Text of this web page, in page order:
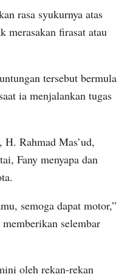
rasa syukurnya atas
merasakan firasat atau
tersebut bermula
ia menjalankan tugas
Rahmad Mas’ud,
Fany menyapa dan
semoga dapat motor,”
selembar
oleh rekan-rekan